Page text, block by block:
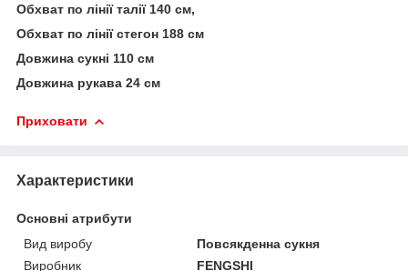
Обхват по лінії талії 140 см,
Обхват по лінії стегон 188 см
Довжина сукні 110 см
Довжина рукава 24 см
Приховати
Характеристики
Основні атрибути
Вид виробу
Повсякденна сукня
Виробник
FENGSHI